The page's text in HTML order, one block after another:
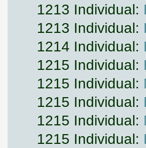
1213 Individual:
1213 Individual:
1214 Individual:
1215 Individual:
1215 Individual:
1215 Individual:
1215 Individual:
1215 Individual: